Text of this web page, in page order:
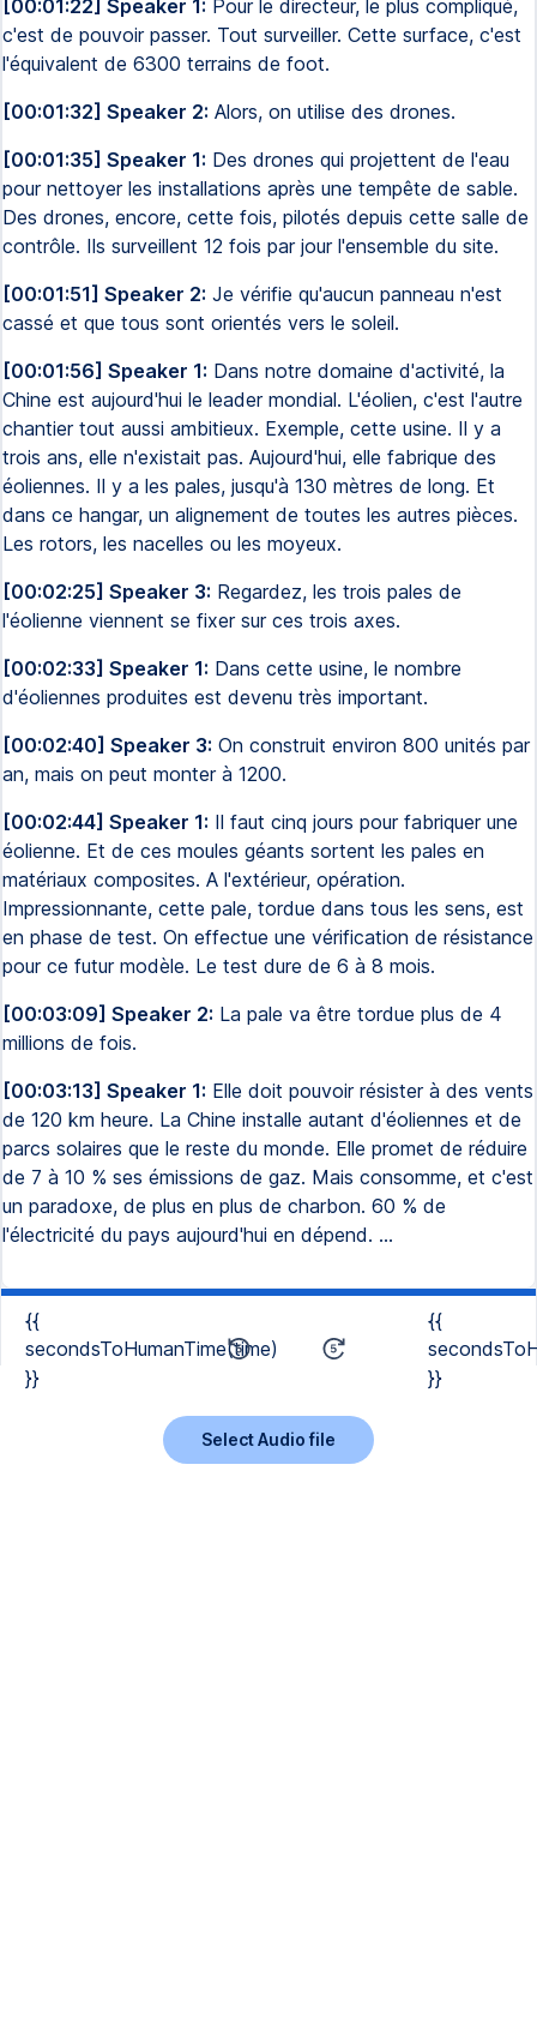
[00:01:22] Speaker 1: Pour le directeur, le plus compliqué,
c'est de pouvoir passer. Tout surveiller. Cette surface, c'est
l'équivalent de 6300 terrains de foot.
[00:01:32] Speaker 2: Alors, on utilise des drones.
[00:01:35] Speaker 1: Des drones qui projettent de l'eau
pour nettoyer les installations après une tempête de sable.
Des drones, encore, cette fois, pilotés depuis cette salle de
contrôle. Ils surveillent 12 fois par jour l'ensemble du site.
[00:01:51] Speaker 2: Je vérifie qu'aucun panneau n'est
cassé et que tous sont orientés vers le soleil.
[00:01:56] Speaker 1: Dans notre domaine d'activité, la
Chine est aujourd'hui le leader mondial. L'éolien, c'est l'autre
chantier tout aussi ambitieux. Exemple, cette usine. Il y a
trois ans, elle n'existait pas. Aujourd'hui, elle fabrique des
éoliennes. Il y a les pales, jusqu'à 130 mètres de long. Et
dans ce hangar, un alignement de toutes les autres pièces.
Les rotors, les nacelles ou les moyeux.
[00:02:25] Speaker 3: Regardez, les trois pales de
l'éolienne viennent se fixer sur ces trois axes.
[00:02:33] Speaker 1: Dans cette usine, le nombre
d'éoliennes produites est devenu très important.
[00:02:40] Speaker 3: On construit environ 800 unités par
an, mais on peut monter à 1200.
[00:02:44] Speaker 1: Il faut cinq jours pour fabriquer une
éolienne. Et de ces moules géants sortent les pales en
matériaux composites. A l'extérieur, opération.
Impressionnante, cette pale, tordue dans tous les sens, est
en phase de test. On effectue une vérification de résistance
pour ce futur modèle. Le test dure de 6 à 8 mois.
[00:03:09] Speaker 2: La pale va être tordue plus de 4
millions de fois.
[00:03:13] Speaker 1: Elle doit pouvoir résister à des vents
de 120 km heure. La Chine installe autant d'éoliennes et de
parcs solaires que le reste du monde. Elle promet de réduire
de 7 à 10 % ses émissions de gaz. Mais consomme, et c'est
un paradoxe, de plus en plus de charbon. 60 % de
l'électricité du pays aujourd'hui en dépend. ...
{{
secondsToHumanTime(time)
}}
{{
}}
Select Audio file